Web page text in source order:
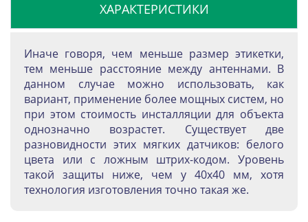
ХАРАКТЕРИСТИКИ
Иначе говоря, чем меньше размер этикетки,
тем меньше расстояние между антеннами. В
данном случае можно использовать, как
вариант, применение более мощных систем, но
при этом стоимость инсталляции для объекта
однозначно возрастет. Существует две
разновидности этих мягких датчиков: белого
цвета или с ложным штрих-кодом. Уровень
такой защиты ниже, чем у 40х40 мм, хотя
технология изготовления точно такая же.